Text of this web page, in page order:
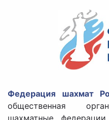
Федерация шахмат
общественная
шахматные